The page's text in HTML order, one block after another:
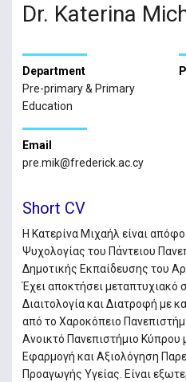
Dr. Katerina
Department
Pre-primary & Primary
Education
Email
pre.mik@frederick.ac.cy
Short CV
Η Κατερίνα Μιχαήλ είναι
Ψυχολογίας του Πάντειου
Δημοτικής Εκπαίδευσης του
Έχει αποκτήσει μεταπτυχιακό
Διαιτολογία και Διατροφή με
από το Χαροκόπειο
Ανοικτό Πανεπιστήμιο Κύπρου
Εφαρμογή και Αξιολόγηση
Προαγωγής Υγείας. Είναι